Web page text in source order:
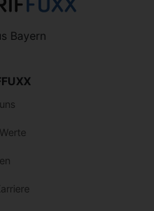
Bayern